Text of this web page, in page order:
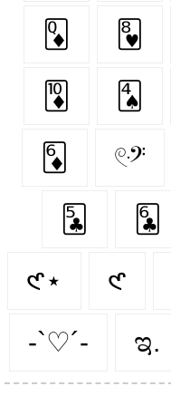
🃍 🂸
🃊 🂤
🃆 𓏲ּ𝄢
🃕 🃖
𑣲⋆ 𑣲
-`♡´- ಇ.